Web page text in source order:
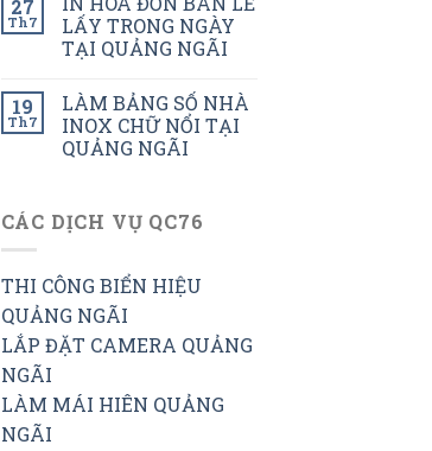
27
Th7
LẤY TRONG NGÀY
TẠI QUẢNG NGÃI
19
Th7
LÀM BẢNG SỐ NHÀ
INOX CHỮ NỔI TẠI
QUẢNG NGÃI
CÁC DỊCH VỤ QC76
THI CÔNG BIỂN HIỆU
QUẢNG NGÃI
LẮP ĐẶT CAMERA QUẢNG
NGÃI
LÀM MÁI HIÊN QUẢNG
NGÃI